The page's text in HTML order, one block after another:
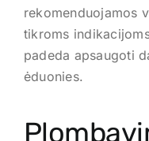
rekomenduojamos
tikroms
padeda apsaugoti
ėduonies.